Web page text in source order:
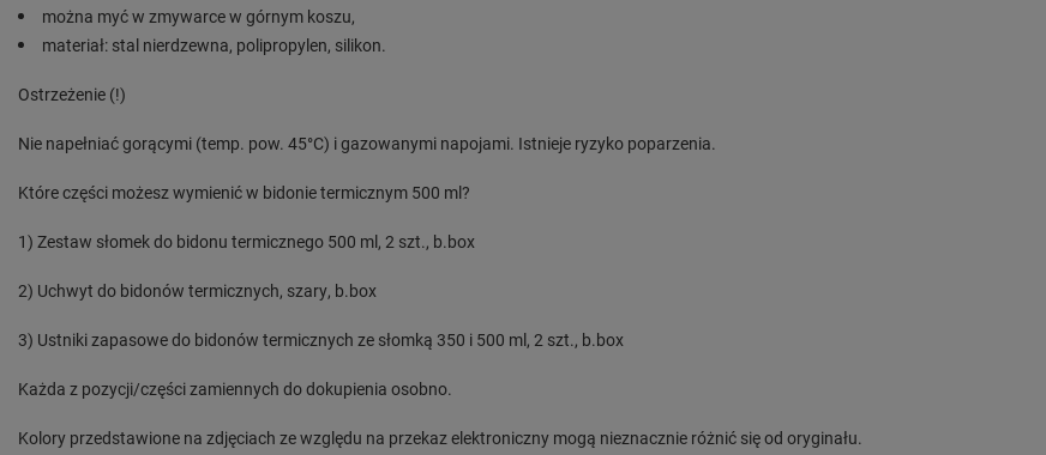
można myć w zmywarce w górnym koszu,
materiał: stal nierdzewna, polipropylen, silikon.
Ostrzeżenie (!)
Nie napełniać gorącymi (temp. pow. 45°C) i gazowanymi napojami. Istnieje ryzyko poparzenia.
Które części możesz wymienić w bidonie termicznym 500 ml?
1) Zestaw słomek do bidonu termicznego 500 ml, 2 szt., b.box
2) Uchwyt do bidonów termicznych, szary, b.box
3) Ustniki zapasowe do bidonów termicznych ze słomką 350 i 500 ml, 2 szt., b.box
Każda z pozycji/części zamiennych do dokupienia osobno.
Kolory przedstawione na zdjęciach ze względu na przekaz elektroniczny mogą nieznacznie różnić się od oryginału.